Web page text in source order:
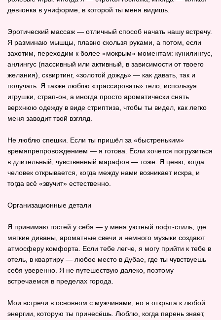
девчонка в униформе, в которой ты меня видишь.
Эротический массаж — отличный способ начать нашу встречу.
Я разминаю мышцы, плавно скользя руками, а потом, если
захотим, переходим к более «мокрым» моментам: кунилингус,
анлингус (пассивный или активный, в зависимости от твоего
желания), сквиртинг, «золотой дождь» — как давать, так и
получать. Я также люблю «трассировать» тело, используя
игрушки, страп‑он, а иногда просто ароматически снять
верхнюю одежду в виде стриптиза, чтобы ты видел, как легко
меня заводит твой взгляд.
Не люблю спешки. Если ты пришёл за «быстреньким»
времяпрепровождением — я готова. Если хочется погрузиться
в длительный, чувственный марафон — тоже. Я ценю, когда
человек открывается, когда между нами возникает искра, и
тогда всё «звучит» естественно.
Организационные детали
Я принимаю гостей у себя — у меня уютный лофт‑стиль, где
мягкие диваны, ароматные свечи и немного музыки создают
атмосферу комфорта. Если тебе легче, я могу прийти к тебе в
отель, в квартиру — любое место в Дубае, где ты чувствуешь
себя уверенно. Я не путешествую далеко, поэтому
встречаемся в пределах города.
Мои встречи в основном с мужчинами, но я открыта к любой
энергии, которую ты принесёшь. Люблю, когда парень знает,